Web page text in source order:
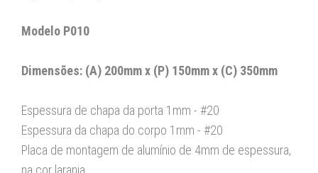
Modelo P010
Dimensões: (A) 200mm x (P) 150mm x (C) 350mm
Espessura de chapa da porta 1mm - #20
Espessura da chapa do corpo 1mm - #20
Placa de montagem de alumínio de 4mm de espessura,